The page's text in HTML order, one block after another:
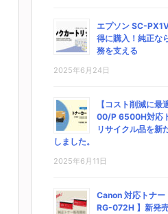
エプソン SC-
得に購入！純正な
務を支える
2025年6月24日
【コスト削減に最
00/P 6500H対応
リサイクル品を新
しました。
2025年6月11日
Canon 対応トナ
RG-072H 】新発